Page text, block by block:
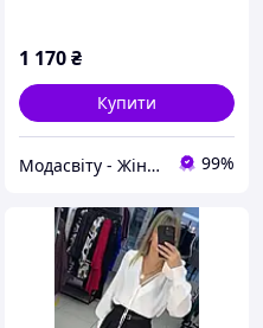
1 170₴
Купити
Модасвіту - Жіночий одяг 99%